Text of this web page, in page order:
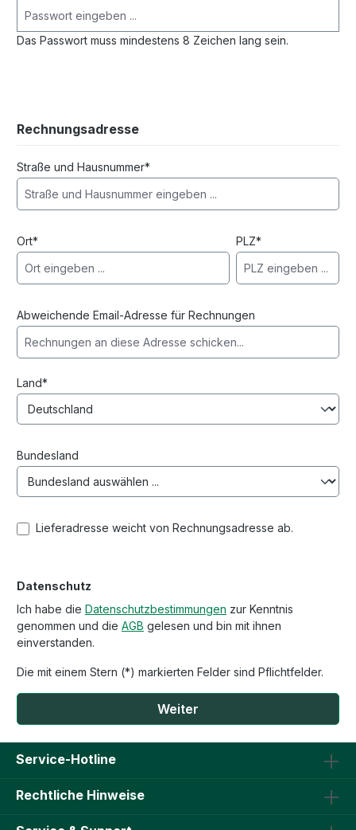
Das Passwort muss mindestens 8 Zeichen lang sein.
Rechnungsadresse
Straße und Hausnummer*
Ort* PLZ*
Abweichende Email-Adresse für Rechnungen
Land*
Bundesland
Lieferadresse weicht von Rechnungsadresse ab.
Datenschutz
Ich habe die Datenschutzbestimmungen zur Kenntnis
genommen und die AGB gelesen und bin mit ihnen
einverstanden.
Die mit einem Stern (*) markierten Felder sind Pflichtfelder.
Weiter
Service-Hotline
Rechtliche Hinweise